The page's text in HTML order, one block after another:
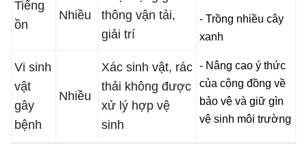
- Trồng nhiều cây
xanh
- Nâng cao ý thức
của cộng đồng về
bảo vệ và giữ gìn
vệ sinh môi trường
Tiếng
ồn
Nhiều
thông vận tải,
giải trí
Vi sinh
vật
gây
bệnh
Nhiều
Xác sinh vật, rác
thải không được
xử lý hợp vệ
sinh